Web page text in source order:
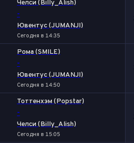
Челси (Billy_Alish)
-
Ювентус (JUMANJI)
Сегодня в 14:35
Рома (SMILE)
-
Ювентус (JUMANJI)
Сегодня в 14:50
Тоттенхэм (Popstar)
-
Челси (Billy_Alish)
Сегодня в 15:05